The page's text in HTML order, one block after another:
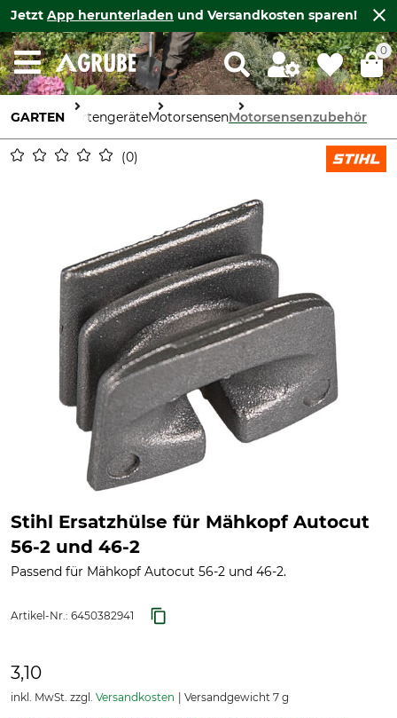
Jetzt App herunterladen und Versandkosten sparen!
0
GARTEN GartengeräteMotorsensenMotorsensenzubehör
0
Stihl Ersatzhülse für Mähkopf Autocut
56-2 und 46-2
Passend für Mähkopf Autocut 56-2 und 46-2.
Artikel-Nr.: 6450382941
3,10
inkl. MwSt. zzgl. Versandkosten Versandgewicht 7 g